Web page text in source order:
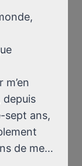
depuis
sept ans,
de me…